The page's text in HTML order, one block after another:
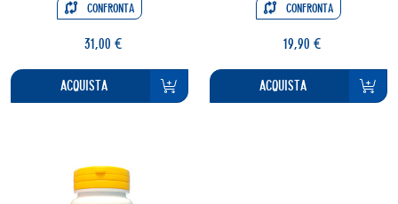
CONFRONTA
31,00 €
ACQUISTA
CONFRONTA
19,90 €
ACQUISTA